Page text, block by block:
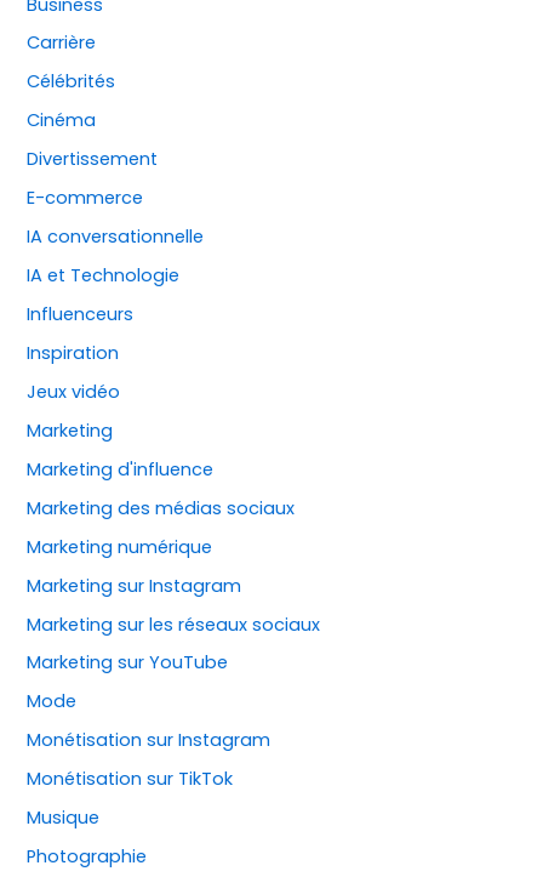
Carrière
Célébrités
Cinéma
Divertissement
E-commerce
IA conversationnelle
IA et Technologie
Influenceurs
Inspiration
Jeux vidéo
Marketing
Marketing d'influence
Marketing des médias sociaux
Marketing numérique
Marketing sur Instagram
Marketing sur les réseaux sociaux
Marketing sur YouTube
Mode
Monétisation sur Instagram
Monétisation sur TikTok
Musique
Photographie